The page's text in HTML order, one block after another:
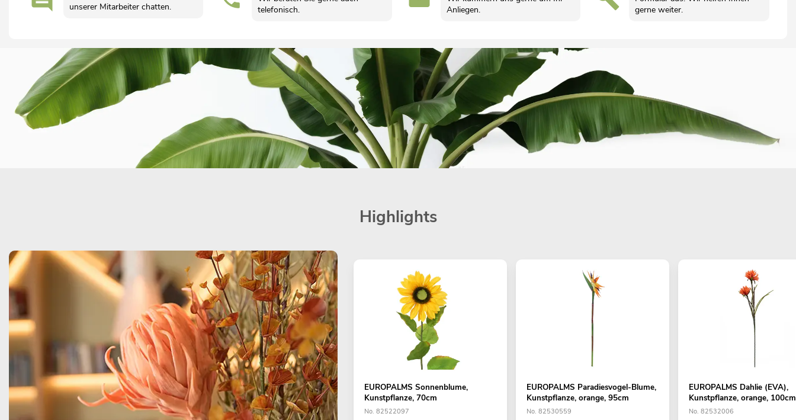
unserer Mitarbeiter chatten.
telefonisch.
Anliegen.
gerne weiter.
Highlights
EUROPALMS Sonnenblume,
Kunstpflanze, 70cm
No. 82522097
EUROPALMS Paradiesvogel-Blume,
Kunstpflanze, orange, 95cm
No. 82530559
EUROPALMS Dahlie (EVA),
Kunstpflanze, orange, 100cm
No. 82532006